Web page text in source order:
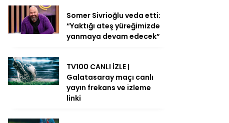
Somer Sivrioğlu veda etti:
“Yaktığı ateş yüreğimizde
yanmaya devam edecek”
TV100 CANLI İZLE |
Galatasaray maçı canlı
yayın frekans ve izleme
linki